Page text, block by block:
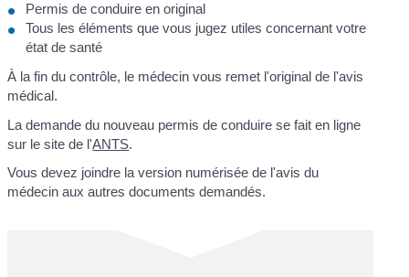
Permis de conduire en original
Tous les éléments que vous jugez utiles concernant votre
état de santé
À la fin du contrôle, le médecin vous remet l'original de l'avis
médical.
La demande du nouveau permis de conduire se fait en ligne
sur le site de l'ANTS.
Vous devez joindre la version numérisée de l'avis du
médecin aux autres documents demandés.